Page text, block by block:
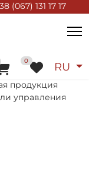
(067) 131 17 17
RU
корзину
0
продукция
управления